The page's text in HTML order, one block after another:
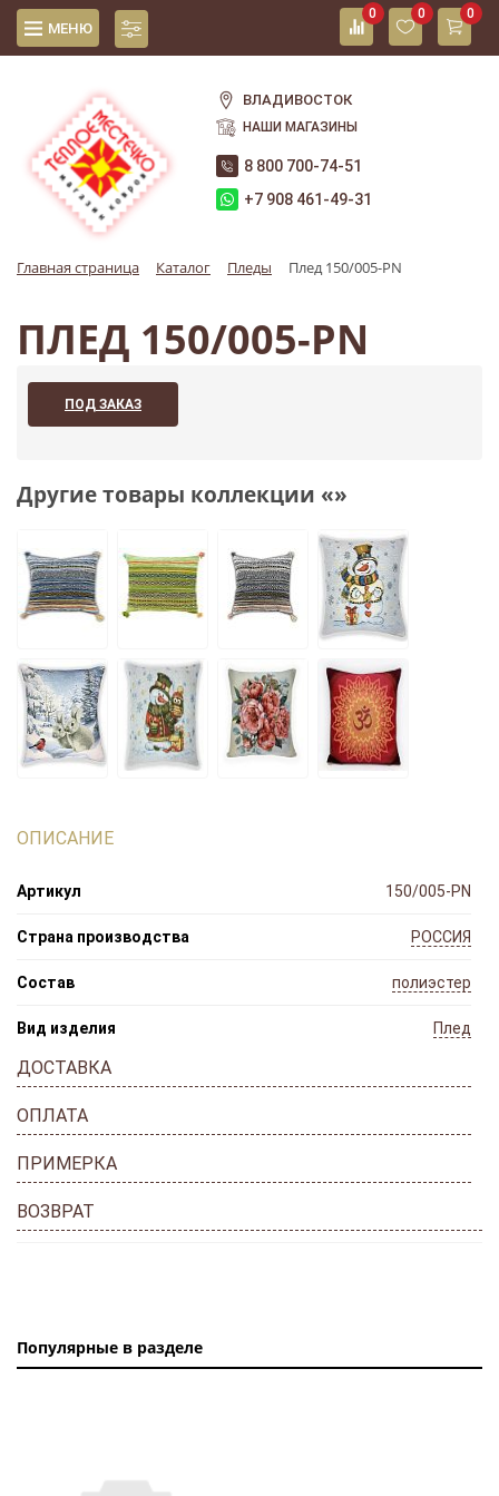
МЕНЮ
0 0 0
ВЛАДИВОСТОК
НАШИ МАГАЗИНЫ
8 800 700-74-51
+7 908 461-49-31
Главная страница Каталог Пледы Плед 150/005-PN
ПЛЕД 150/005-PN
ПОД ЗАКАЗ
Другие товары коллекции «»
ОПИСАНИЕ
Артикул 150/005-PN
Страна производства РОССИЯ
Состав полиэстер
Вид изделия Плед
ДОСТАВКА
ОПЛАТА
ПРИМЕРКА
ВОЗВРАТ
Популярные в разделе